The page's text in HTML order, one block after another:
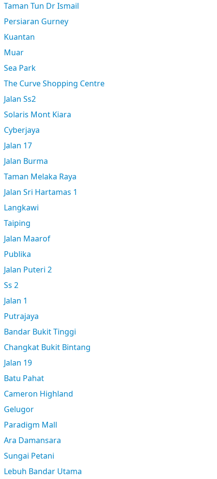
Taman Tun Dr Ismail
Persiaran Gurney
Kuantan
Muar
Sea Park
The Curve Shopping Centre
Jalan Ss2
Solaris Mont Kiara
Cyberjaya
Jalan 17
Jalan Burma
Taman Melaka Raya
Jalan Sri Hartamas 1
Langkawi
Taiping
Jalan Maarof
Publika
Jalan Puteri 2
Ss 2
Jalan 1
Putrajaya
Bandar Bukit Tinggi
Changkat Bukit Bintang
Jalan 19
Batu Pahat
Cameron Highland
Gelugor
Paradigm Mall
Ara Damansara
Sungai Petani
Lebuh Bandar Utama